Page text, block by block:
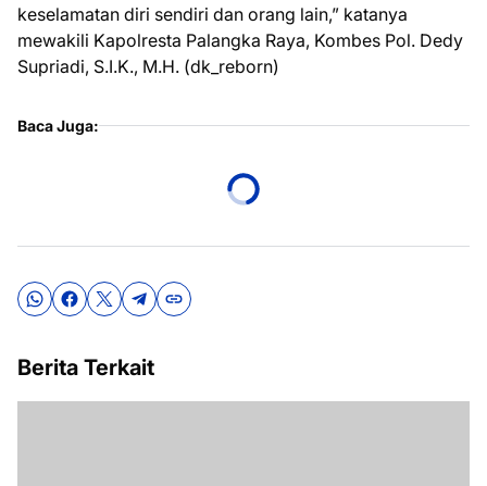
keselamatan diri sendiri dan orang lain,” katanya
mewakili Kapolresta Palangka Raya, Kombes Pol. Dedy
Supriadi, S.I.K., M.H. (dk_reborn)
Baca Juga:
Berita Terkait